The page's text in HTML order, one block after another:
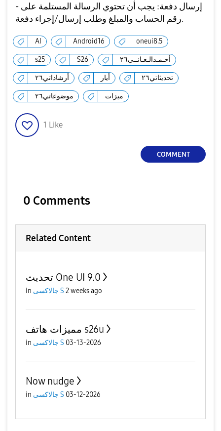
- إرسال دفعة: يجب أن تحتوي الرسالة المستلمة على
رقم الحساب والمبلغ وطلب إرسال/إجراء دفعة.
AI Android16 oneui8.5
s25 S26 أحـمـدالـعـانــي٢٦
أرشاداتي٢٦ أيار تحديثاتي٢٦
موضوعاتي٢٦ ميزات
1 Like
COMMENT
0 Comments
Related Content
تحديث One UI 9.0
in جالاكسى S 2 weeks ago
مميزات هاتف s26u
in جالاكسى S 03-13-2026
Now nudge
in جالاكسى S 03-12-2026